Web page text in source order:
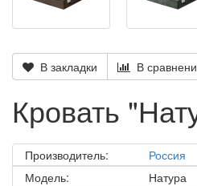
В закладки В
Кровать
Производитель:
Россия
Модель:
Натура